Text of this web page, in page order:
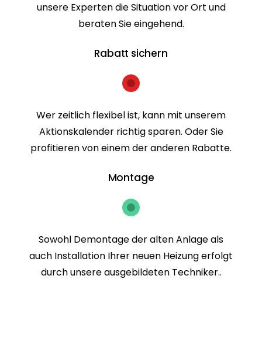
unsere Experten die Situation vor Ort und
beraten Sie eingehend.
Rabatt sichern
Wer zeitlich flexibel ist, kann mit unserem
Aktionskalender richtig sparen. Oder Sie
profitieren von einem der anderen Rabatte.
Montage
Sowohl Demontage der alten Anlage als
auch Installation Ihrer neuen Heizung erfolgt
durch unsere ausgebildeten Techniker..